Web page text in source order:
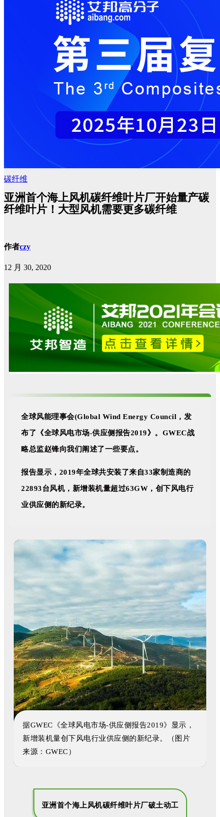
碳纤维
亚洲首个海上风机碳纤维叶片厂开始量产碳
纤维叶片！大型风机需要更多碳纤维
作者czy
12 月 30, 2020
全球风能理事会(Global Wind Energy Council，发
布了《全球风电市场-供应侧报告2019》。GWEC战
略总监赵锋向我们阐述了一些要点。
报告显示，2019年全球共安装了来自33家制造商的
22893台风机，新增装机量超过63GW，创下风电行
业供应侧的新纪录。
据GWEC《全球风电市场-供应侧报告2019》显示，
新增装机量创下风电行业供应侧的新纪录。（图片
来源：GWEC）
亚洲首个海上风机碳纤维叶片厂破土动工